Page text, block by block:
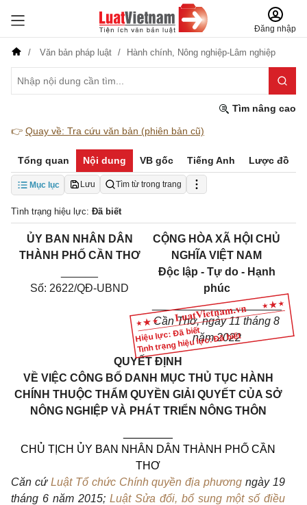
Đăng nhập
Văn bản pháp luật Hành chính, Nông nghiệp-Lâm nghiệp
Tìm nâng cao
👉 Quay về: Tra cứu văn bản (phiên bản cũ)
Tổng quan Nội dung VB gốc Tiếng Anh Lược đồ
Mục lục Lưu Tìm từ trong trang
Tình trạng hiệu lực: Đã biết
Hiệu lực: Đã biết
Tình trạng hiệu lực: Đã biết
ỦY BAN NHÂN DÂN
THÀNH PHỐ CẦN THƠ
Số: 2622/QĐ-UBND
CỘNG HÒA XÃ HỘI CHỦ
NGHĨA VIỆT NAM
Độc lập - Tự do - Hạnh
phúc
_____________________
Cần Thơ, ngày11 tháng 8
năm 2022
QUYẾT ĐỊNH
VỀ VIỆC CÔNG BỐ DANH MỤC THỦ TỤC HÀNH
CHÍNH THUỘC THẨM QUYỀN GIẢI QUYẾT CỦA SỞ
NÔNG NGHIỆP VÀ PHÁT TRIỂN NÔNG THÔN
CHỦ TỊCH ỦY BAN NHÂN DÂN THÀNH PHỐ CẦN
THƠ
Căn cứ Luật Tổ chức Chính quyền địa phương ngày 19
tháng 6 năm 2015; Luật Sửa đổi, bổ sung một số điều